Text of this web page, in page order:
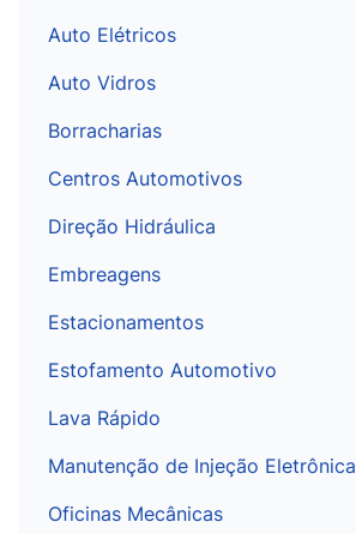
Auto Elétricos
Auto Vidros
Borracharias
Centros Automotivos
Direção Hidráulica
Embreagens
Estacionamentos
Estofamento Automotivo
Lava Rápido
Manutenção de Injeção Eletrônica
Oficinas Mecânicas